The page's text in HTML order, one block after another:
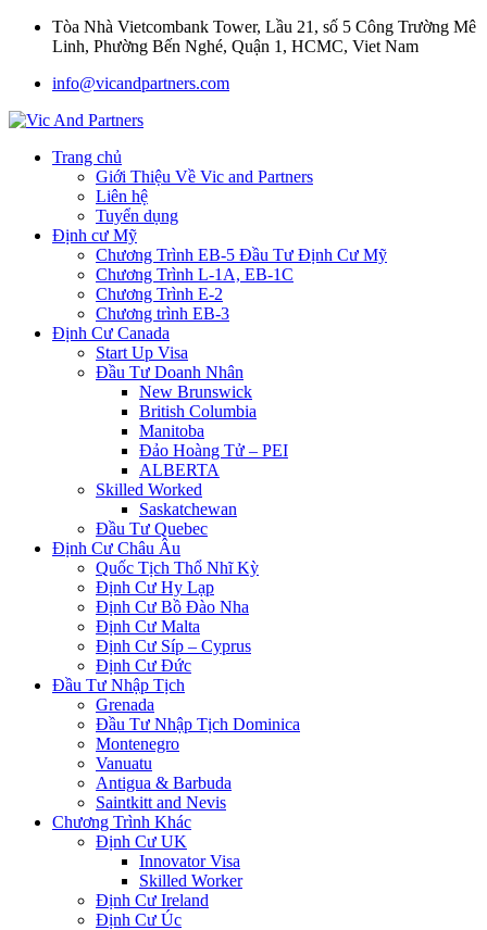
Tòa Nhà Vietcombank Tower, Lầu 21, số 5 Công Trường Mê
Linh, Phường Bến Nghé, Quận 1, HCMC, Viet Nam
info@vicandpartners.com
Trang chủ
Giới Thiệu Về Vic and Partners
Liên hệ
Tuyển dụng
Định cư Mỹ
Chương Trình EB-5 Đầu Tư Định Cư Mỹ
Chương Trình L-1A, EB-1C
Chương Trình E-2
Chương trình EB-3
Định Cư Canada
Start Up Visa
Đầu Tư Doanh Nhân
New Brunswick
British Columbia
Manitoba
Đảo Hoàng Tử – PEI
ALBERTA
Skilled Worked
Saskatchewan
Đầu Tư Quebec
Định Cư Châu Âu
Quốc Tịch Thổ Nhĩ Kỳ
Định Cư Hy Lạp
Định Cư Bồ Đào Nha
Định Cư Malta
Định Cư Síp – Cyprus
Định Cư Đức
Đầu Tư Nhập Tịch
Grenada
Đầu Tư Nhập Tịch Dominica
Montenegro
Vanuatu
Antigua & Barbuda
Saintkitt and Nevis
Chương Trình Khác
Định Cư UK
Innovator Visa
Skilled Worker
Định Cư Ireland
Định Cư Úc